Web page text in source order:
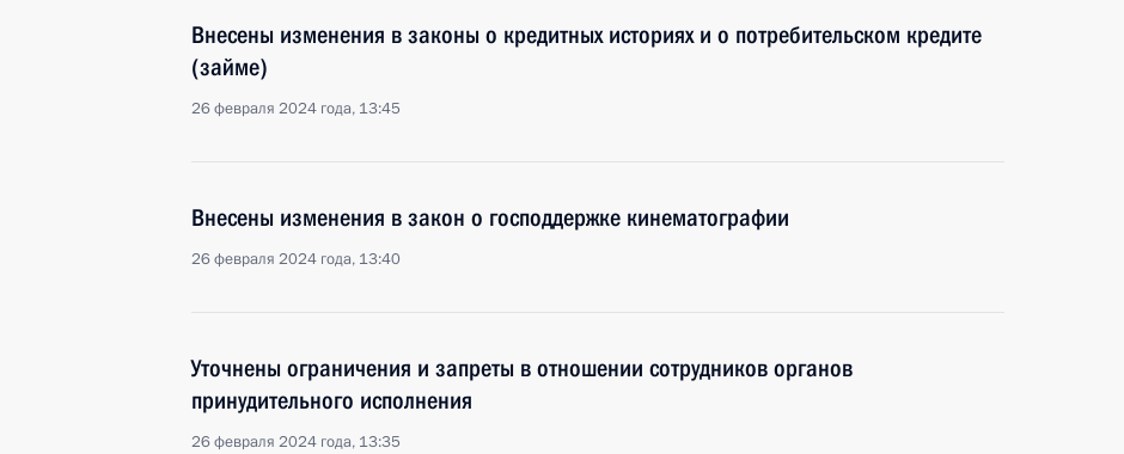
Внесены изменения в законы о кредитных историях и о потребительском кредите
(займе)
26 февраля 2024 года, 13:45
Внесены изменения в закон о господдержке кинематографии
26 февраля 2024 года, 13:40
Уточнены ограничения и запреты в отношении сотрудников органов
принудительного исполнения
26 февраля 2024 года, 13:35